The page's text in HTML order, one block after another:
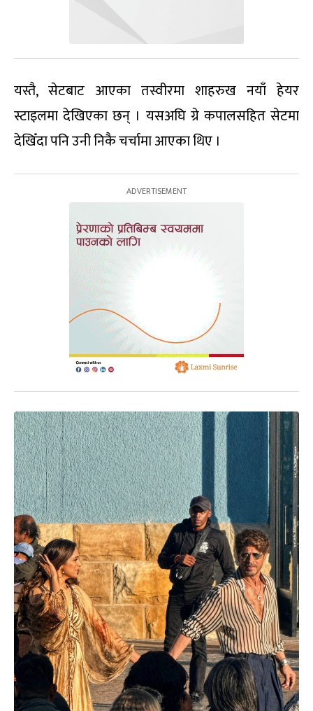
यस्तै, सेटबाट आएका तस्वीरमा शाहरुख नयाँ हेयर
स्टाइलमा देखिएका छन् । यसअघि ग्रे कपालसहित सेटमा
देखिँदा पनि उनी निकै चर्चामा आएका थिए ।